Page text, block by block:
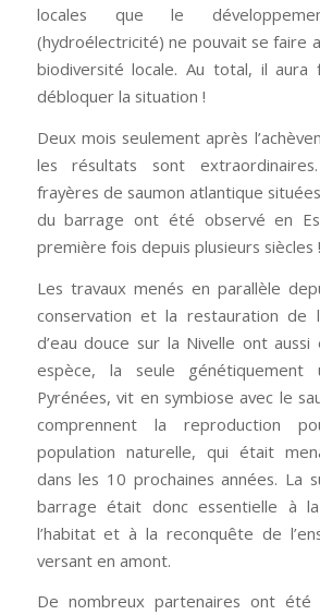
locales que le
(hydroélectricité) ne pouvait se faire
biodiversité locale. Au total, il aura
débloquer la situation !
Deux mois seulement après
les résultats sont
frayères de saumon atlantique
du barrage ont été observé en
première fois depuis plusieurs siècles !
Les travaux menés en parallèle
conservation et la restauration de
d’eau douce sur la Nivelle ont
espèce, la seule génétiquement
Pyrénées, vit en symbiose avec le
comprennent la reproduction
population naturelle, qui était
dans les 10 prochaines années. La
barrage était donc essentielle à
l’habitat et à la reconquête de
versant en amont.
De nombreux partenaires ont été